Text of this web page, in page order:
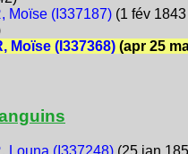
Moïse (I337187)(1 fév 1843
Moïse (I337368)(apr 25
Louna (I337248)(25 jan